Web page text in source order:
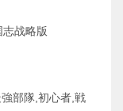
战略版
部隊,初心者,戦